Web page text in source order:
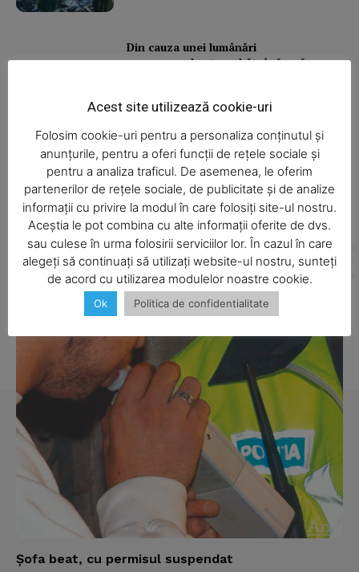
SUBSCRIBE NOW
Company
Contact us
Subscription Plans
Din cauza unei lumânări
nesupravegheate, o bătrână a rămas
Camion răsturnat
Articole asemănătoare
ALTE ARTICOLE
Şofa beat, cu permisul suspendat
Acest site utilizează cookie-uri
Folosim cookie-uri pentru a personaliza conținutul și
anunțurile, pentru a oferi funcții de rețele sociale și
pentru a analiza traficul. De asemenea, le oferim
partenerilor de rețele sociale, de publicitate și de analize
informații cu privire la modul în care folosiți site-ul nostru.
Aceștia le pot combina cu alte informații oferite de dvs.
sau culese în urma folosirii serviciilor lor. În cazul în care
alegeți să continuați să utilizați website-ul nostru, sunteți
de acord cu utilizarea modulelor noastre cookie.
Ok Politica de confidentialitate